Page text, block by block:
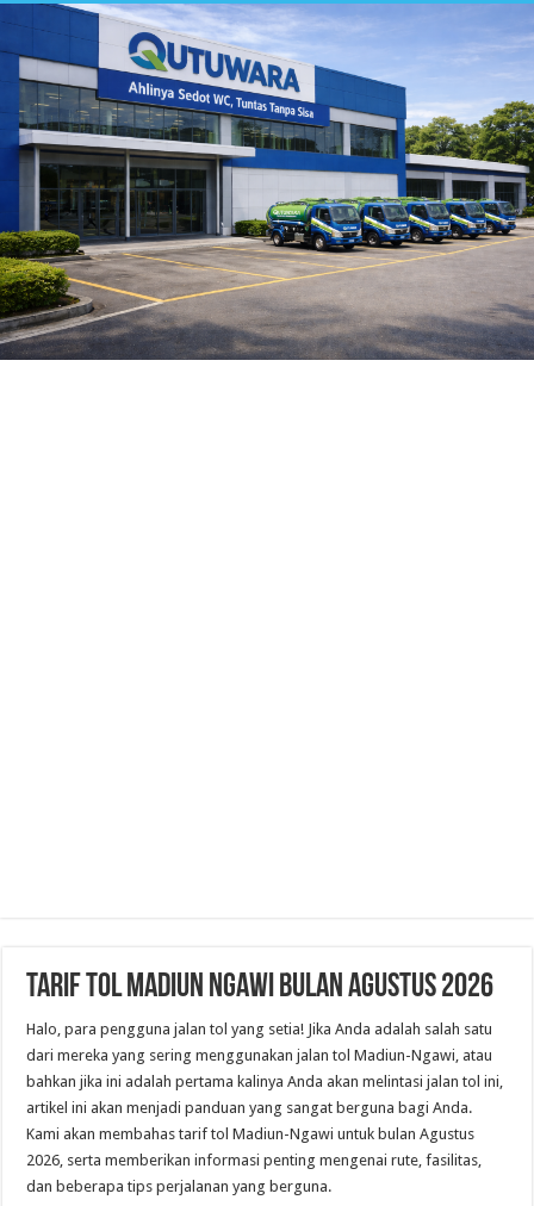
Tarif Tol Madiun Ngawi Bulan Agustus 2026
Halo, para pengguna jalan tol yang setia! Jika Anda adalah salah satu
dari mereka yang sering menggunakan jalan tol Madiun-Ngawi, atau
bahkan jika ini adalah pertama kalinya Anda akan melintasi jalan tol ini,
artikel ini akan menjadi panduan yang sangat berguna bagi Anda.
Kami akan membahas tarif tol Madiun-Ngawi untuk bulan Agustus
2026, serta memberikan informasi penting mengenai rute, fasilitas,
dan beberapa tips perjalanan yang berguna.